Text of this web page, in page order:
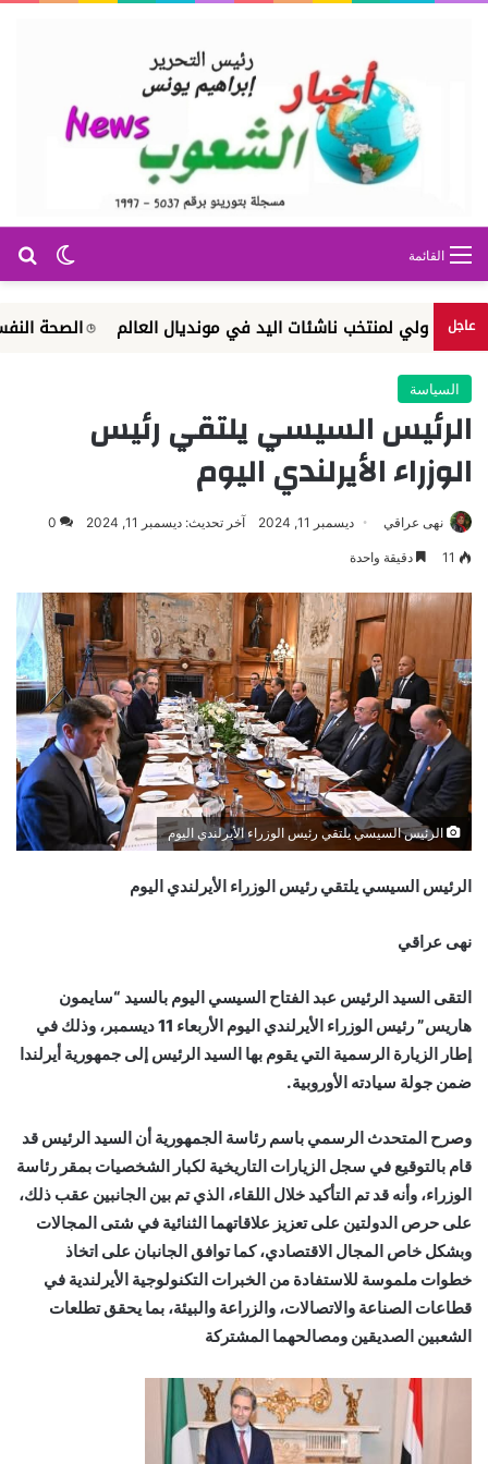
الوضع القائمة
عاجللمنتخب ناشئات اليد في مونديال العالم الصحة النفسية
السياسة
الرئيس السيسي يلتقي رئيس
الوزراء الأيرلندي اليوم
نهى عراقي ديسمبر 11, 2024 آخر تحديث: ديسمبر 11, 2024 0
11 دقيقة واحدة
الرئيس السيسي يلتقي رئيس الوزراء الأيرلندي اليوم
الرئيس السيسي يلتقي رئيس الوزراء الأيرلندي اليوم
نهى عراقي
التقى السيد الرئيس عبد الفتاح السيسي اليوم بالسيد “سايمون
هاريس” رئيس الوزراء الأيرلندي اليوم الأربعاء 11 ديسمبر، وذلك في
إطار الزيارة الرسمية التي يقوم بها السيد الرئيس إلى جمهورية أيرلندا
ضمن جولة سيادته الأوروبية.
وصرح المتحدث الرسمي باسم رئاسة الجمهورية أن السيد الرئيس قد
قام بالتوقيع في سجل الزيارات التاريخية لكبار الشخصيات بمقر رئاسة
الوزراء، وأنه قد تم التأكيد خلال اللقاء، الذي تم بين الجانبين عقب ذلك،
على حرص الدولتين على تعزيز علاقاتهما الثنائية في شتى المجالات
وبشكل خاص المجال الاقتصادي، كما توافق الجانبان على اتخاذ
خطوات ملموسة للاستفادة من الخبرات التكنولوجية الأيرلندية في
قطاعات الصناعة والاتصالات، والزراعة والبيئة، بما يحقق تطلعات
الشعبين الصديقين ومصالحهما المشتركة